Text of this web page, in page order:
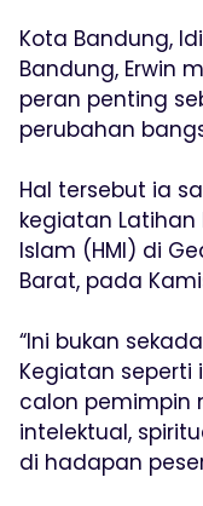
Kota Bandung,
Bandung, Erwin
peran penting
perubahan
Hal tersebut ia
kegiatan Latihan
Islam (HMI) di
Barat, pada
“Ini bukan
Kegiatan
calon pemimpin
intelektual,
di hadapan